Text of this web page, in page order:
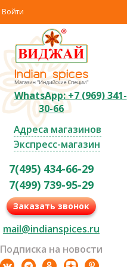
Войти
WhatsApp: +7 (969) 341-
30-66
Адреса магазинов
Экспресс-магазин
7(495) 434-66-29
7(499) 739-95-29
Заказать звонок
mail@indianspices.ru
Подписка на новости